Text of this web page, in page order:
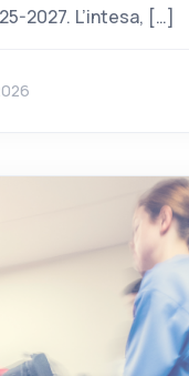
2027. L’intesa, […]